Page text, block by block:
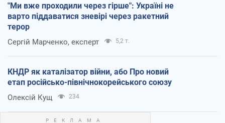
"Ми вже проходили через гірше": Україні не
варто піддаватися зневірі через ракетний
терор
Сергій Марченко, експерт 5,2 т.
КНДР як каталізатор війни, або Про новий
етап російсько-північнокорейського союзу
Олексій Кущ 234